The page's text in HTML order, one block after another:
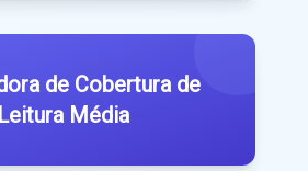
de Cobertura de
Leitura Média